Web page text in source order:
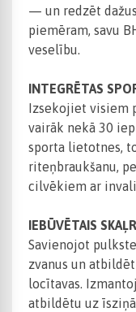
— un redzēt
piemēram, savu
veselību.
INTEGRĒTAS
Izsekojiet visiem
vairāk nekā 30
sporta lietotnes,
riteņbraukšanu,
cilvēkiem ar
IEBŪVĒTAIS
Savienojot
zvanus un
locītavas.
atbildētu uz